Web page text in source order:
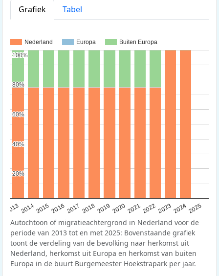
Grafiek
Tabel
Nederland Europa Buiten Europa
20132014201520162017 20182019 202020212022202320242025
20%
20%
40%
40%
60%
60%
80%
80%
100%
100%
Autochtoon of migratieachtergrond in Nederland voor de
periode van 2013 tot en met 2025: Bovenstaande grafiek
toont de verdeling van de bevolking naar herkomst uit
Nederland, herkomst uit Europa en herkomst van buiten
Europa in de buurt Burgemeester Hoekstrapark per jaar.